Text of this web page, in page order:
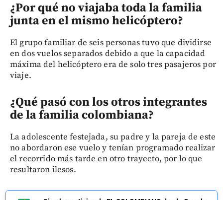
¿Por qué no viajaba toda la familia
junta en el mismo helicóptero?
El grupo familiar de seis personas tuvo que dividirse
en dos vuelos separados debido a que la capacidad
máxima del helicóptero era de solo tres pasajeros por
viaje.
¿Qué pasó con los otros integrantes
de la familia colombiana?
La adolescente festejada, su padre y la pareja de este
no abordaron ese vuelo y tenían programado realizar
el recorrido más tarde en otro trayecto, por lo que
resultaron ilesos.